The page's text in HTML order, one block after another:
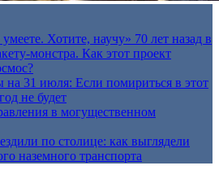
Хотите, научу» 70 лет назад в
монстра. Как этот проект
31 июля: Если помириться в этот
не будет
в могущественном
по столице: как выглядели
наземного транспорта